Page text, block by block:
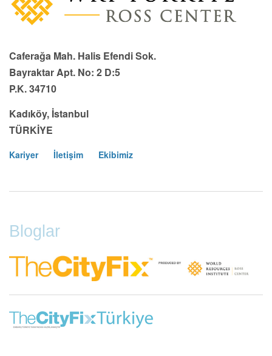
Bloglar
Caferağa Mah. Halis Efendi Sok.
Bayraktar Apt. No: 2 D:5
P.K. 34710
Kadıköy, İstanbul
TÜRKİYE
Kariyer İletişim Ekibimiz